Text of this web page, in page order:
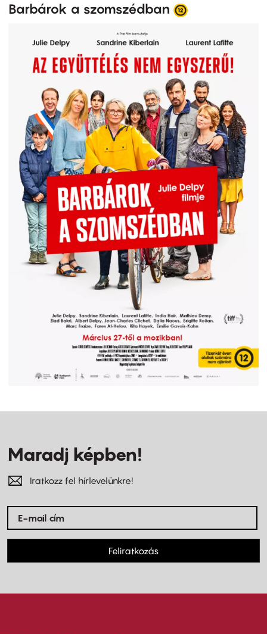
Barbárok a szomszédban
Maradj képben!
Iratkozz fel hírlevelünkre!
Feliratkozás